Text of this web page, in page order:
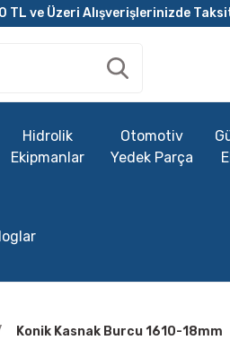
ve Üzeri Alışverişlerinizde
Hidrolik
Ekipmanlar
Otomotiv
Yedek Parça
Konik Kasnak Burcu 1610-18mm